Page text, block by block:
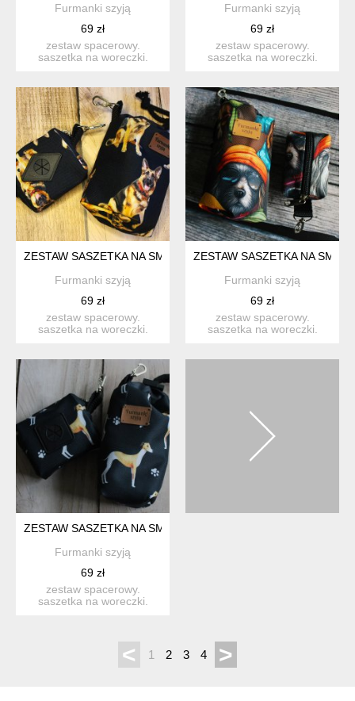
Furmanki szyją
69 zł
zestaw spacerowy.
saszetka na woreczki.
Furmanki szyją
69 zł
zestaw spacerowy.
saszetka na woreczki.
ZESTAW SASZETKA NA SMACZKI I WORECZKI # OWCZAREK
Furmanki szyją
69 zł
zestaw spacerowy.
saszetka na woreczki.
ZESTAW SASZETKA NA
Furmanki szyją
69 zł
zestaw spacerowy.
saszetka na woreczki.
ZESTAW SASZETKA NA SMACZKI I WORECZKI # CHART II
Furmanki szyją
69 zł
zestaw spacerowy.
saszetka na woreczki.
< 1 2 3 4 >